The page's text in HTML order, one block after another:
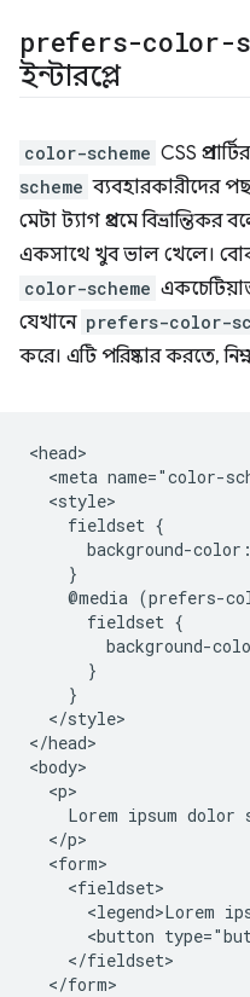
prefers-color-
ইন্টারপ্লে
color-scheme CSS
scheme ব্যবহারকারীদের
মেটা ট্যাগ প্রথমে
একসাথে খুব ভাল খেলে।
color-scheme
যেখানে prefers-color-
করে। এটি পরিষ্কার করতে,
<head>
<meta name="color-
  <style>
    fieldset {
background-
    }
@media (prefers-
      fieldset {
background-
      }
    }
  </style>
</head>
<body>
  <p>
Lorem ipsum dolor
  </p>
  <form>
    <fieldset>
<legend>Lorem
<button
    </fieldset>
  </form>